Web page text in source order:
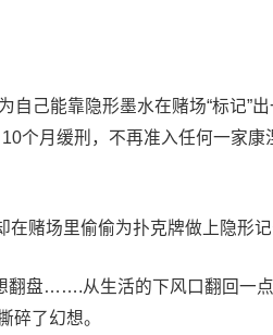
自己能靠隐形墨水在赌场“标记”
个月缓刑，不再准入任何一家
赌场里偷偷为扑克牌做上隐形记
翻盘…….从生活的下风口翻回一
碎了幻想。